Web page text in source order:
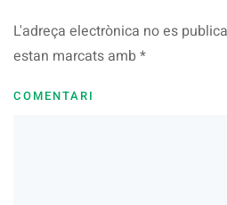
L'adreça electrònica no es
estan marcats amb*
COMENTARI